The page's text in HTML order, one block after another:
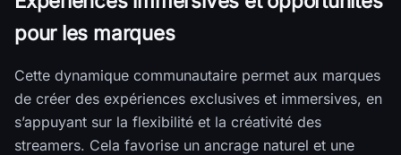
pour les marques
Cette dynamique communautaire permet aux marques
de créer des expériences exclusives et immersives, en
s’appuyant sur la flexibilité et la créativité des
streamers. Cela favorise un ancrage naturel et une